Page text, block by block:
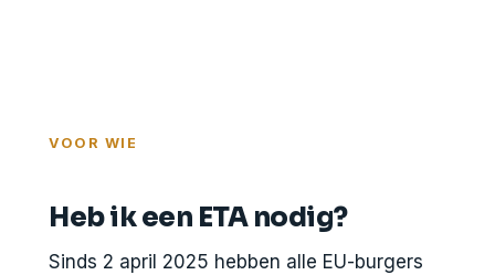
VOOR WIE
Heb ik een ETA nodig?
Sinds 2 april 2025 hebben alle EU-burgers